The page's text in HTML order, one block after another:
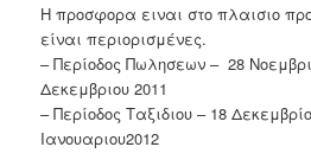
Η προσφορα ειναι στο πλαισιο
είναι περιορισμένες.
– Περίοδος Πωλησεων – 28
Δεκεμβριου 2011
– Περίοδος Ταξιδιου – 18
Ιανουαριου2012